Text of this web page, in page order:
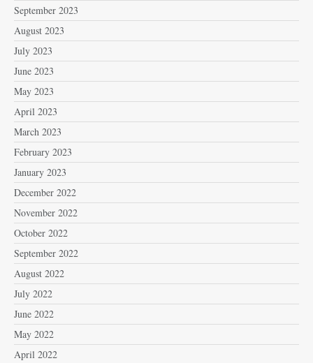
September 2023
August 2023
July 2023
June 2023
May 2023
April 2023
March 2023
February 2023
January 2023
December 2022
November 2022
October 2022
September 2022
August 2022
July 2022
June 2022
May 2022
April 2022